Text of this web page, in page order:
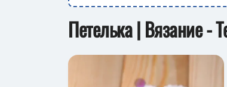
Петелька | Вязание -